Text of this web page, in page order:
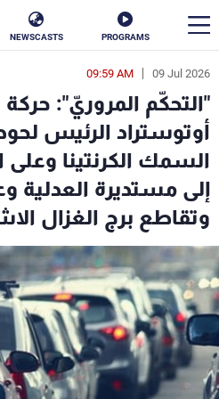
PROGRAMS
NEWSCASTS
09 Jul 2026
09:59 AM
"التحكّم المروريّ":
أوتوستراد الرئيس
السمك الكرنتينا وعلى
إلى مستديرة العدلية
وتقاطع برج الغزال
en
الأخبار
سياسة
إقتصاد
منوعات
كأس العالم
البرامج
جدول البرامج